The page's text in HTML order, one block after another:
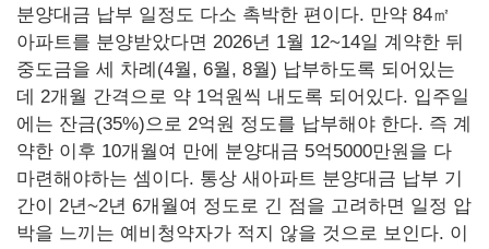
분양대금 납부 일정도 다소 촉박한 편이다. 만약 84㎡
아파트를 분양받았다면 2026년 1월 12~14일 계약한 뒤
중도금을 세 차례(4월, 6월, 8월) 납부하도록 되어있는
데 2개월 간격으로 약 1억원씩 내도록 되어있다. 입주일
에는 잔금(35%)으로 2억원 정도를 납부해야 한다. 즉 계
약한 이후 10개월여 만에 분양대금 5억5000만원을 다
마련해야하는 셈이다. 통상 새아파트 분양대금 납부 기
간이 2년~2년 6개월여 정도로 긴 점을 고려하면 일정 압
박을 느끼는 예비청약자가 적지 않을 것으로 보인다. 이